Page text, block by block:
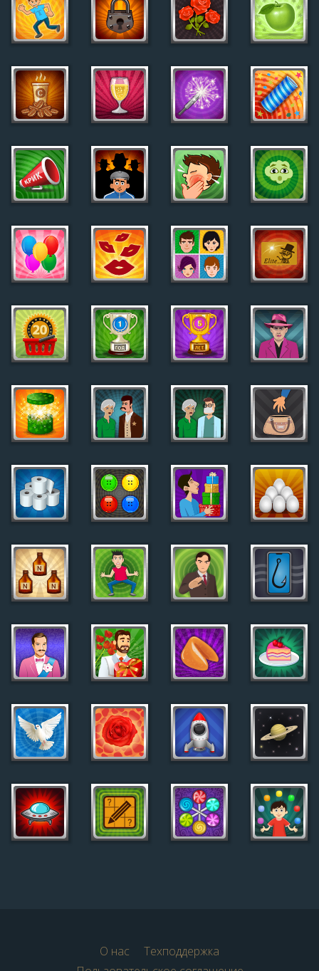
О нас
Техподдержка